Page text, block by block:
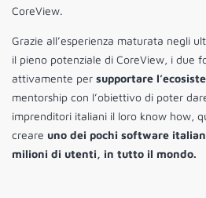
CoreView.
Grazie all’esperienza maturata negli
il pieno potenziale di CoreView, i due
attivamente per supportare
mentorship con l’obiettivo di poter
imprenditori italiani il loro know how,
creare uno dei pochi software
milioni di utenti, in tutto il mondo.